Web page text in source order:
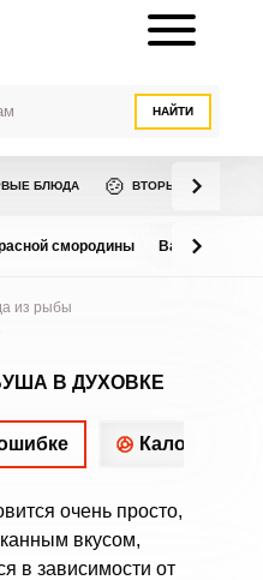
НАЙТИ
БЛЮДА 🍲 ВТОРЫЕ БЛЮДА
смородины Варенье из
из рыбы
В ДУХОВКЕ
очень просто,
вкусом,
в зависимости от